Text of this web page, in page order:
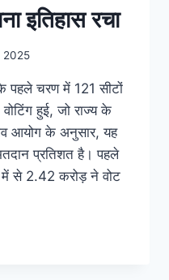
इतिहास रचा
2025
पहले चरण में 121 सीटों
हुई, जो राज्य के
आयोग के अनुसार, यह
प्रतिशत है। पहले
से 2.42 करोड़ ने वोट